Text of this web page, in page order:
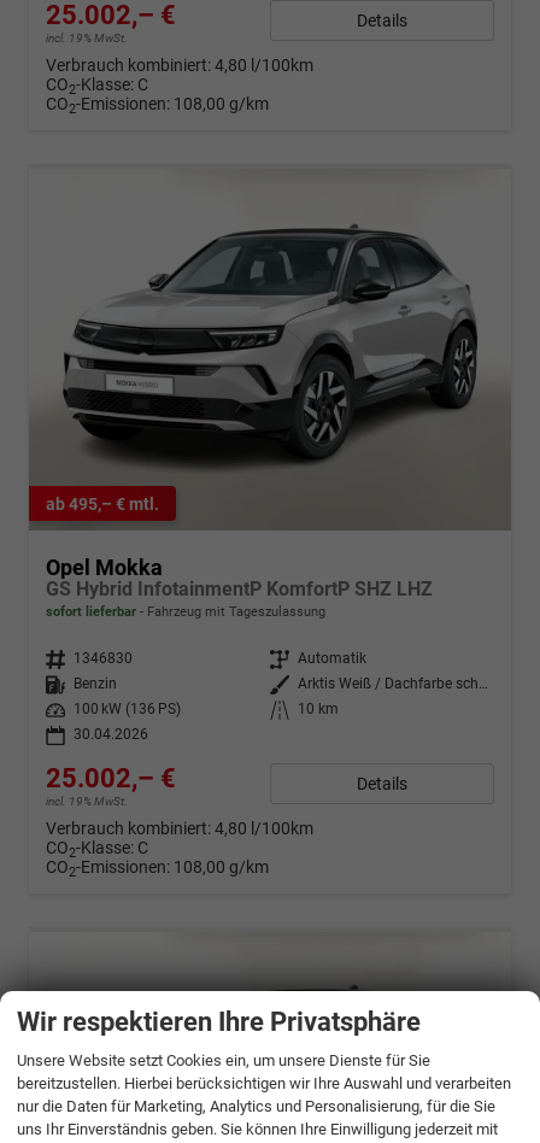
25.002,– €
incl. 19% MwSt.
Details
Verbrauch kombiniert:4,80 l/100km
CO2-Klasse: C
CO2-Emissionen: 108,00 g/km
ab 495,– € mtl.
Opel Mokka
GS Hybrid InfotainmentP KomfortP SHZ LHZ
sofort lieferbar Fahrzeug mit Tageszulassung
Fahrzeugnr. 1346830 Getriebe Automatik
Kraftstoff
Benzin Außenfarbe
Arktis Weiß / Dachfarbe schwarz
Leistung
100 kW (136 PS) Kilometerstand
10 km
30.04.2026
25.002,– €
incl. 19% MwSt.
Details
Verbrauch kombiniert:4,80 l/100km
CO2-Klasse: C
CO2-Emissionen: 108,00 g/km
Wir respektieren Ihre Privatsphäre
Unsere Website setzt Cookies ein, um unsere Dienste für Sie
bereitzustellen. Hierbei berücksichtigen wir Ihre Auswahl und verarbeiten
nur die Daten für Marketing, Analytics und Personalisierung, für die Sie
uns Ihr Einverständnis geben. Sie können Ihre Einwilligung jederzeit mit